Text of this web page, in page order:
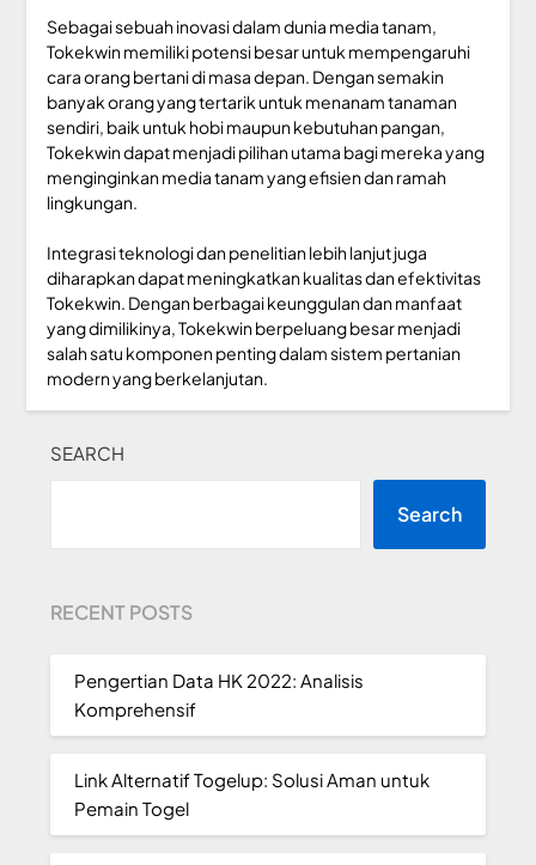
Sebagai sebuah inovasi dalam dunia media tanam,
Tokekwin memiliki potensi besar untuk mempengaruhi
cara orang bertani di masa depan. Dengan semakin
banyak orang yang tertarik untuk menanam tanaman
sendiri, baik untuk hobi maupun kebutuhan pangan,
Tokekwin dapat menjadi pilihan utama bagi mereka yang
menginginkan media tanam yang efisien dan ramah
lingkungan.
Integrasi teknologi dan penelitian lebih lanjut juga
diharapkan dapat meningkatkan kualitas dan efektivitas
Tokekwin. Dengan berbagai keunggulan dan manfaat
yang dimilikinya, Tokekwin berpeluang besar menjadi
salah satu komponen penting dalam sistem pertanian
modern yang berkelanjutan.
SEARCH
Search
RECENT POSTS
Pengertian Data HK 2022: Analisis
Komprehensif
Link Alternatif Togelup: Solusi Aman untuk
Pemain Togel